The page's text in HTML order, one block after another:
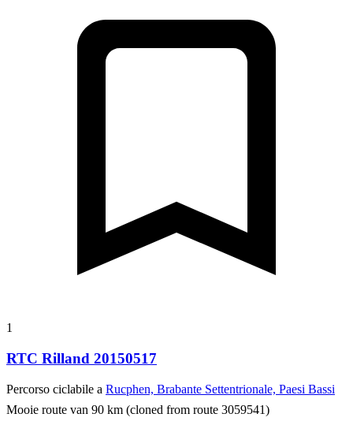
1
RTC Rilland 20150517
Percorso ciclabile a Rucphen, Brabante Settentrionale, Paesi Bassi
Mooie route van 90 km (cloned from route 3059541)